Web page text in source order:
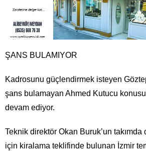
ŞANS BULAMIYOR
Kadrosunu güçlendirmek isteyen
şans bulamayan Ahmed Kutucu
devam ediyor.
Teknik direktör Okan Buruk’un
için kiralama teklifinde bulunan İzmir